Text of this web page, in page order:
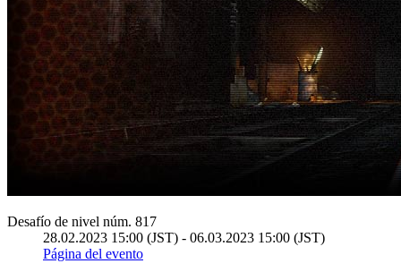
Desafío de nivel núm. 817
28.02.2023 15:00 (JST) - 06.03.2023 15:00 (JST)
Página del evento